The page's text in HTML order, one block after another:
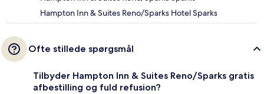
Hampton Inn & Suites Reno/Sparks Hotel Sparks
Ofte stillede spørgsmål
Tilbyder Hampton Inn & Suites Reno/Sparks gratis
afbestilling og fuld refusion?